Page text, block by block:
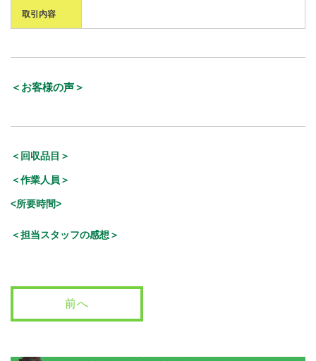
取引内容
＜お客様の声＞
＜回収品目＞
＜作業人員＞
<所要時間>
＜担当スタッフの感想＞
前へ